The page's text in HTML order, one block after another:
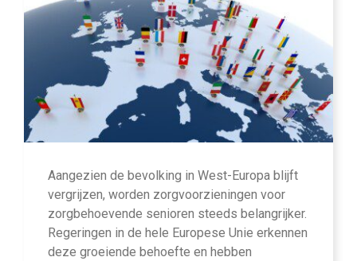
Aangezien de bevolking in West-Europa blijft
vergrijzen, worden zorgvoorzieningen voor
zorgbehoevende senioren steeds belangrijker.
Regeringen in de hele Europese Unie erkennen
deze groeiende behoefte en hebben